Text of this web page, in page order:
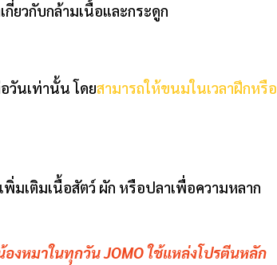
ยวกับกล้ามเนื้อและกระดูก
วันเท่านั้น โดยสามารถให้ขนมในเวลาฝึกหรือ
มเติมเนื้อสัตว์ ผัก หรือปลาเพื่อความหลาก
งหมาในทุกวัน JOMO ใช้แหล่งโปรตีนหลัก